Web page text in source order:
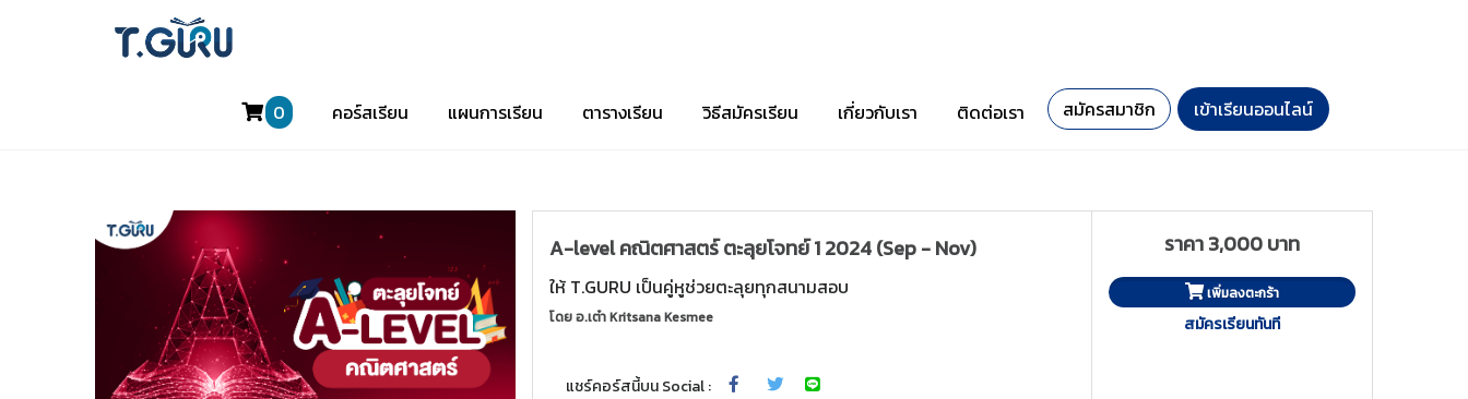
0 คอร์สเรียน แผนการเรียน ตารางเรียน วิธีสมัครเรียน เกี่ยวกับเรา ติดต่อเรา สมัครสมาชิก เข้าเรียนออนไลน์
A-level คณิตศาสตร์ ตะลุยโจทย์ 1 2024 (Sep - Nov)
ให้ T.GURU เป็นคู่หูช่วยตะลุยทุกสนามสอบ
โดยอ.เต๋า Kritsana Kesmee
แชร์คอร์สนี้บน Social :
ราคา 3,000 บาท
เพิ่มลงตะกร้า
สมัครเรียนทันที